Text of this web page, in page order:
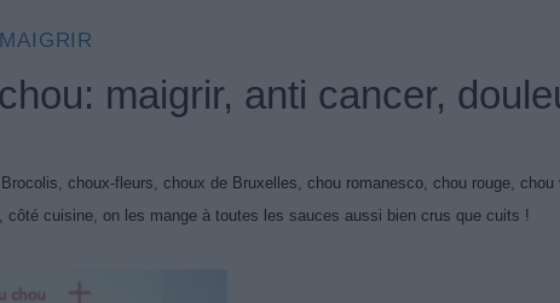
MAIGRIR
maigrir, anti cancer,
choux-fleurs, choux de Bruxelles, chou romanesco, chou rouge, chou
cuisine, on les mange à toutes les sauces aussi bien crus que cuits !